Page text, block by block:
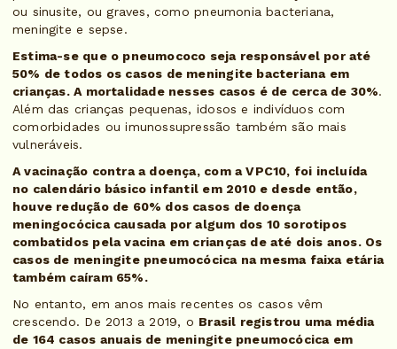
ou sinusite, ou graves, como pneumonia bacteriana,
meningite e sepse.
Estima-se que o pneumococo seja responsável por até
50% de todos os casos de meningite bacteriana em
crianças. A mortalidade nesses casos é de cerca de 30%.
Além das crianças pequenas, idosos e indivíduos com
comorbidades ou imunossupressão também são mais
vulneráveis.
A vacinação contra a doença, com a VPC10, foi incluída
no calendário básico infantil em 2010 e desde então,
houve redução de 60% dos casos de doença
meningocócica causada por algum dos 10 sorotipos
combatidos pela vacina em crianças de até dois anos. Os
casos de meningite pneumocócica na mesma faixa etária
também caíram 65%.
No entanto, em anos mais recentes os casos vêm
crescendo. De 2013 a 2019, o Brasil registrou uma média
de 164 casos anuais de meningite pneumocócica em